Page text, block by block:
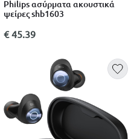
Philips ασύρματα ακουστικά
ψείρες shb1603
€ 45.39